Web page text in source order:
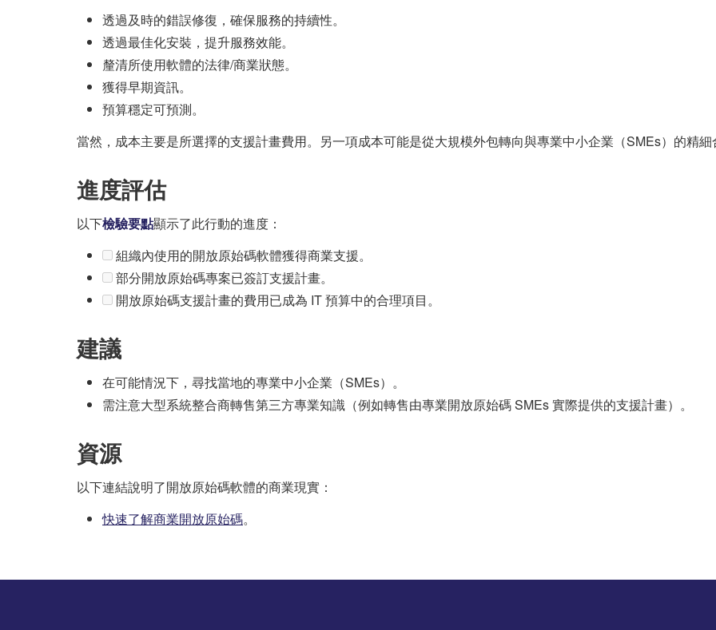
透過及時的錯誤修復，確保服務的持續性。
透過最佳化安裝，提升服務效能。
釐清所使用軟體的法律/商業狀態。
獲得早期資訊。
預算穩定可預測。
當然，成本主要是所選擇的支援計畫費用。另一項成本可能是從大規模外包轉向與專業中小企業（SMEs）的精細
進度評估
以下檢驗要點顯示了此行動的進度：
組織內使用的開放原始碼軟體獲得商業支援。
部分開放原始碼專案已簽訂支援計畫。
開放原始碼支援計畫的費用已成為 IT 預算中的合理項目。
建議
在可能情況下，尋找當地的專業中小企業（SMEs）。
需注意大型系統整合商轉售第三方專業知識（例如轉售由專業開放原始碼 SMEs 實際提供的支援計畫）。
資源
以下連結說明了開放原始碼軟體的商業現實：
快速了解商業開放原始碼。